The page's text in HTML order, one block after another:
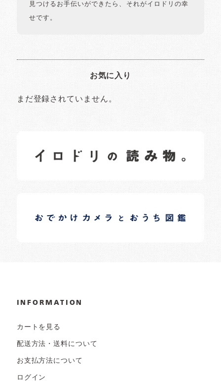
見つけるお手伝いができたら、それがイロドリの幸
せです。
お気に入り
まだ登録されていません。
日常の様子など随時更新中です。
日常の様子など随時更新中です。
INFORMATION
カートを見る
配送方法・送料について
お支払方法について
ログイン